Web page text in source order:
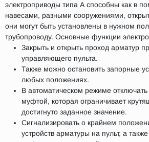
электроприводы типа А способны как в
навесами, разными сооружениями,
они могут быть установлены в нужном
трубопроводу. Основные функции
Закрыть и открыть проход арматур
управляющего пульта.
Также можно остановить запорные
любых положениях.
В автоматическом режиме отключать
муфтой, которая ограничивает
достигнуто заданное значение.
Сигнализировать о крайнем
устройств арматуры на пульт, а